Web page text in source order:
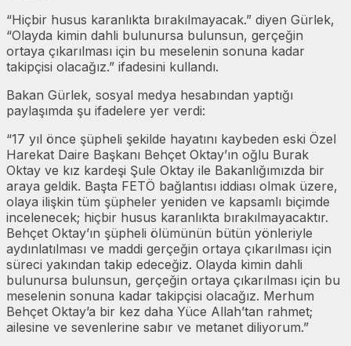
“Hiçbir husus karanlıkta bırakılmayacak.” diyen Gürlek,
“Olayda kimin dahli bulunursa bulunsun, gerçeğin
ortaya çıkarılması için bu meselenin sonuna kadar
takipçisi olacağız.” ifadesini kullandı.
Bakan Gürlek, sosyal medya hesabından yaptığı
paylaşımda şu ifadelere yer verdi:
“17 yıl önce şüpheli şekilde hayatını kaybeden eski Özel
Harekat Daire Başkanı Behçet Oktay’ın oğlu Burak
Oktay ve kız kardeşi Şule Oktay ile Bakanlığımızda bir
araya geldik. Başta FETÖ bağlantısı iddiası olmak üzere,
olaya ilişkin tüm şüpheler yeniden ve kapsamlı biçimde
incelenecek; hiçbir husus karanlıkta bırakılmayacaktır.
Behçet Oktay’ın şüpheli ölümünün bütün yönleriyle
aydınlatılması ve maddi gerçeğin ortaya çıkarılması için
süreci yakından takip edeceğiz. Olayda kimin dahli
bulunursa bulunsun, gerçeğin ortaya çıkarılması için bu
meselenin sonuna kadar takipçisi olacağız. Merhum
Behçet Oktay’a bir kez daha Yüce Allah’tan rahmet;
ailesine ve sevenlerine sabır ve metanet diliyorum.”